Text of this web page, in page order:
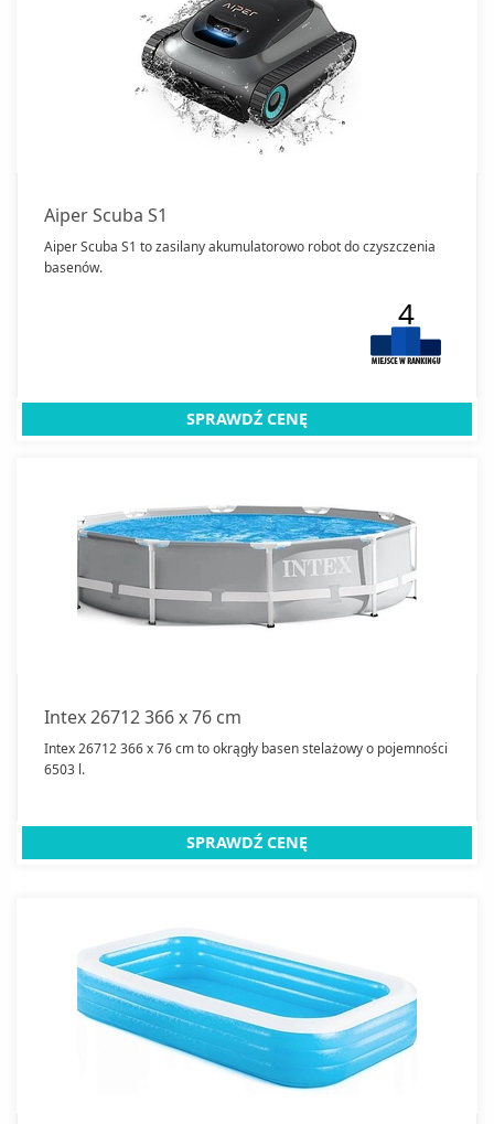
Aiper Scuba S1
Aiper Scuba S1 to zasilany akumulatorowo robot do czyszczenia
basenów.
4
SPRAWDŹ CENĘ
Intex 26712 366 x 76 cm
Intex 26712 366 x 76 cm to okrągły basen stelażowy o pojemności
6503 l.
SPRAWDŹ CENĘ